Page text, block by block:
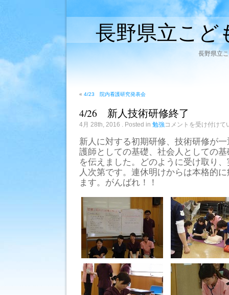
長野県立こど
長野県立
« 4/23 院内看護研究発表会
4/26 新人技術研修終了
4月 28th, 2016 . Posted in 勉強4/26
新
技
術
研
修
終
コメントを受け付けて
新人に対する初期研修、技術研修が
護師としての基礎、社会人としての
を伝えました。どのように受け取り
人次第です。連休明けからは本格的
ます。がんばれ！！